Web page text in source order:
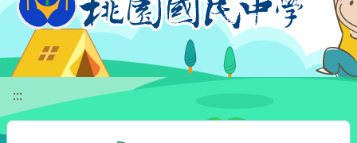
:::